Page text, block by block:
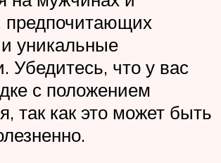
уникальные
Убедитесь, что у вас
с положением
так как это может быть